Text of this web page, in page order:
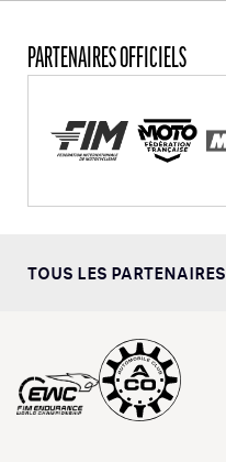
PARTENAIRES OFFICIELS
TOUS LES PARTENAIRES